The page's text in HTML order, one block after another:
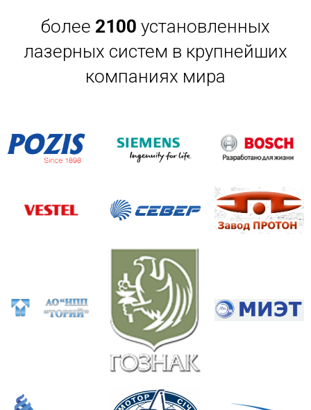
более 2100 установленных
лазерных систем в крупнейших
компаниях мира